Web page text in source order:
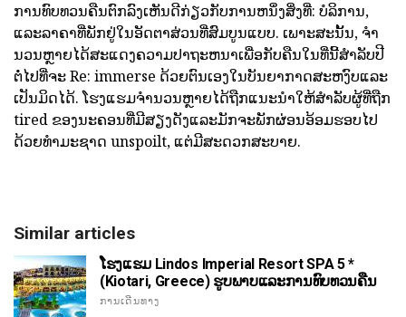
ການທົບທວນຄືນຕົກລົງເຫັນດີກ່ຽວກັບການຫນຶ່ງສິ່ງທີ່: ບໍລິການ,
ແລະລາຄາທີ່ພັກຢູ່ໃນອັດຕາສ່ວນທີ່ສົມບູນແບບ. ເພາະສະນັ້ນ, ຈໍາ
ນວນຫຼາຍໄດ້ສະແດງຄວາມປາຖະຫນາເພື່ອກັບຄືນໃນທີ່ນີ້ສໍາລັບປີ
ຕໍ່ໄປທີ່ຈະ Re: immerse ດ້ວຍຕົນເອງໃນບັນຍາກາດສະຫງົບແລະ
ເປັນມິດໄດ້. ໂຮງແຮມຈໍານວນຫຼາຍໄດ້ຖືກແນະນໍາໃຫ້ສໍາລັບຜູ້ທີ່ຖືກ
tired ຂອງນະຄອນທີ່ມີສຽງດັງແລະມັກຈະພັກຜ່ອນອ້ອມຮອບໄປ
ດ້ວຍທໍາມະຊາດ unspoilt, ແຕ່ມີສະດວກສະບາຍ.
Similar articles
ໂຮງແຮມ Lindos Imperial Resort SPA 5 *
(Kiotari, Greece) ຮູບພາບແລະການທົບທວນຄືນ
ການເດີນທາງ